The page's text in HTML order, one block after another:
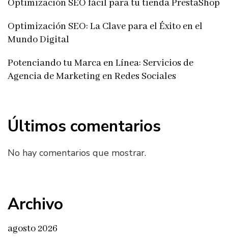
Optimización SEO fácil para tu tienda PrestaShop
Optimización SEO: La Clave para el Éxito en el
Mundo Digital
Potenciando tu Marca en Línea: Servicios de
Agencia de Marketing en Redes Sociales
Últimos comentarios
No hay comentarios que mostrar.
Archivo
agosto 2026